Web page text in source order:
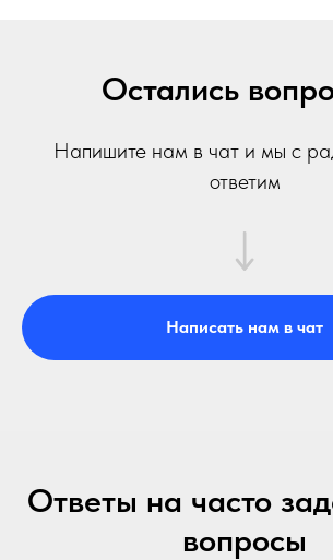
Остались
Напишите нам в чат и мы с
ответим
Написать нам в чат
Ответы на часто
вопросы